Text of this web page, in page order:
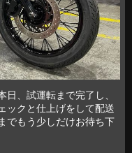
、試運転まで完了し、
ックと仕上げをして配送
でもう少しだけお待ち下